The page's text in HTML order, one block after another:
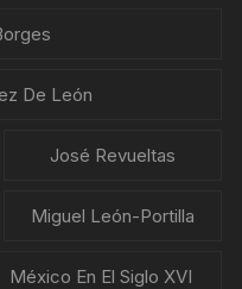
De León
José Revueltas
Miguel León-Portilla
México En El Siglo XVI